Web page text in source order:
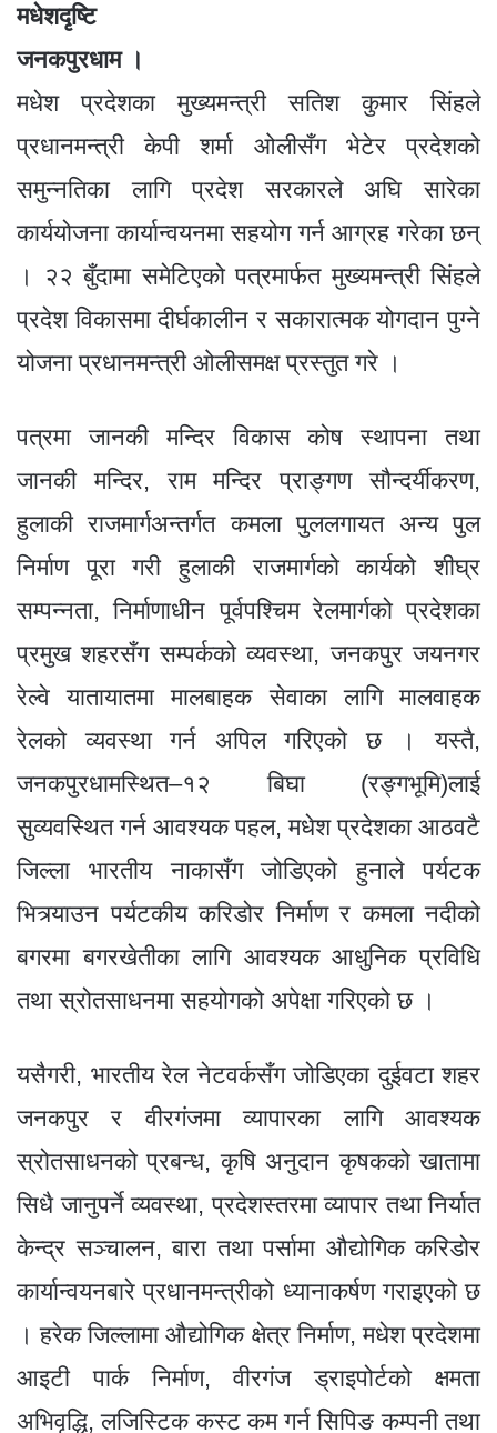
e
b
o
o
k
n
g
er
p
p
e
m
ar
e
मधेशदृष्टि
जनकपुरधाम ।
मधेश प्रदेशका मुख्यमन्त्री सतिश कुमार सिंहले
प्रधानमन्त्री केपी शर्मा ओलीसँग भेटेर प्रदेशको
समुन्नतिका लागि प्रदेश सरकारले अघि सारेका
कार्ययोजना कार्यान्वयनमा सहयोग गर्न आग्रह गरेका छन्
। २२ बुँदामा समेटिएको पत्रमार्फत मुख्यमन्त्री सिंहले
प्रदेश विकासमा दीर्घकालीन र सकारात्मक योगदान पुग्ने
योजना प्रधानमन्त्री ओलीसमक्ष प्रस्तुत गरे ।
पत्रमा जानकी मन्दिर विकास कोष स्थापना तथा
जानकी मन्दिर, राम मन्दिर प्राङ्गण सौन्दर्यीकरण,
हुलाकी राजमार्गअन्तर्गत कमला पुललगायत अन्य पुल
निर्माण पूरा गरी हुलाकी राजमार्गको कार्यको शीघ्र
सम्पन्नता, निर्माणाधीन पूर्वपश्चिम रेलमार्गको प्रदेशका
प्रमुख शहरसँग सम्पर्कको व्यवस्था, जनकपुर जयनगर
रेल्वे यातायातमा मालबाहक सेवाका लागि मालवाहक
रेलको व्यवस्था गर्न अपिल गरिएको छ । यस्तै,
जनकपुरधामस्थित–१२ बिघा (रङ्गभूमि)लाई
सुव्यवस्थित गर्न आवश्यक पहल, मधेश प्रदेशका आठवटै
जिल्ला भारतीय नाकासँग जोडिएको हुनाले पर्यटक
भित्र्याउन पर्यटकीय करिडोर निर्माण र कमला नदीको
बगरमा बगरखेतीका लागि आवश्यक आधुनिक प्रविधि
तथा स्रोतसाधनमा सहयोगको अपेक्षा गरिएको छ ।
यसैगरी, भारतीय रेल नेटवर्कसँग जोडिएका दुईवटा शहर
जनकपुर र वीरगंजमा व्यापारका लागि आवश्यक
स्रोतसाधनको प्रबन्ध, कृषि अनुदान कृषकको खातामा
सिधै जानुपर्ने व्यवस्था, प्रदेशस्तरमा व्यापार तथा निर्यात
केन्द्र सञ्चालन, बारा तथा पर्सामा औद्योगिक करिडोर
कार्यान्वयनबारे प्रधानमन्त्रीको ध्यानाकर्षण गराइएको छ
। हरेक जिल्लामा औद्योगिक क्षेत्र निर्माण, मधेश प्रदेशमा
आइटी पार्क निर्माण, वीरगंज ड्राइपोर्टको क्षमता
अभिवृद्धि, लजिस्टिक कस्ट कम गर्न सिपिङ कम्पनी तथा